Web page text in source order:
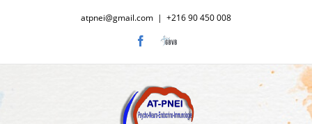
atpnei@gmail.com | +216 90 450 008
Facebook
Laboratoire